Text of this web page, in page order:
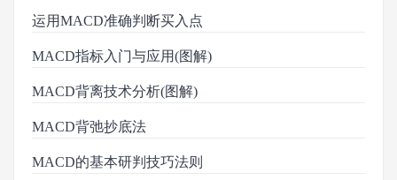
运用MACD准确判断买入点
MACD指标入门与应用(图解)
MACD背离技术分析(图解)
MACD背弛抄底法
MACD的基本研判技巧法则